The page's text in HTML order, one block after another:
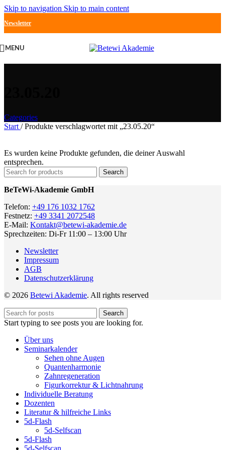
Skip to navigation Skip to main content
Newsletter
MENU
Categories
Start / Produkte verschlagwortet mit „23.05.20“
Es wurden keine Produkte gefunden, die deiner Auswahl
entsprechen.
Search
BeTeWi-Akademie GmbH
Telefon: +49 176 1032 1762
Festnetz: +49 3341 2072548
E-Mail: Kontakt@betewi-akademie.de
Sprechzeiten: Di-Fr 11:00 – 13:00 Uhr
Newsletter
Impressum
AGB
Datenschutzerklärung
© 2026 Betewi Akademie. All rights reserved
Search
Start typing to see posts you are looking for.
Über uns
Seminarkalender
Sehen ohne Augen
Quantenharmonie
Zahnregeneration
Figurkorrektur & Lichtnahrung
Individuelle Beratung
Dozenten
Literatur & hilfreiche Links
5d-Flash
5d-Selfscan
5d-Flash
5d-Selfscan